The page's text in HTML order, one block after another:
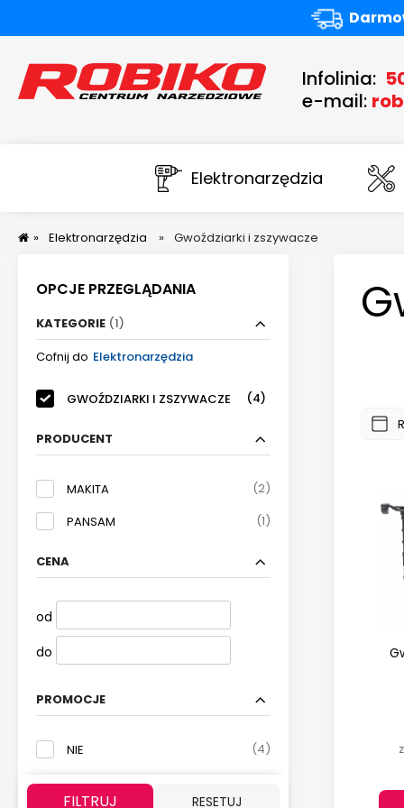
Infolinia:
e-mail:
Elektronarzędzia
» Elektronarzędzia » Gwoździarki i zszywacze
OPCJE PRZEGLĄDANIA
KATEGORIE (1)
Cofnij do Elektronarzędzia
GWOŹDZIARKI I ZSZYWACZE (4)
PRODUCENT
MAKITA
(2)
PANSAM
(1)
CENA
od
do
PROMOCJE
NIE (4)
FILTRUJ RESETUJ